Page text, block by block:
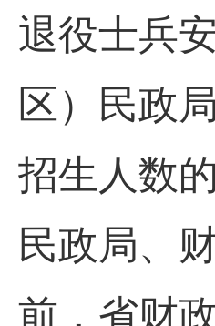
退役士兵
区）民政
招生人数
民政局、
前，省财